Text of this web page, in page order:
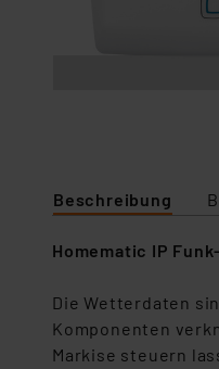
Beschreibung
Homematic IP
Die Wetterdaten
Komponenten
Markise steuern